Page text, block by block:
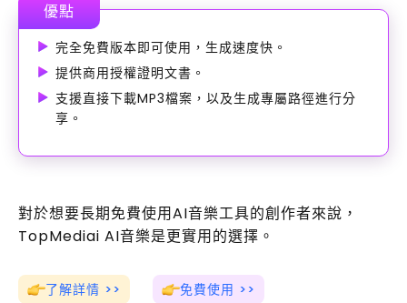
優點
完全免費版本即可使用，生成速度快。
提供商用授權證明文書。
支援直接下載MP3檔案，以及生成專屬路徑進行分
享。
對於想要長期免費使用AI音樂工具的創作者來說，
TopMediai AI音樂是更實用的選擇。
了解詳情 >> 免費使用 >>